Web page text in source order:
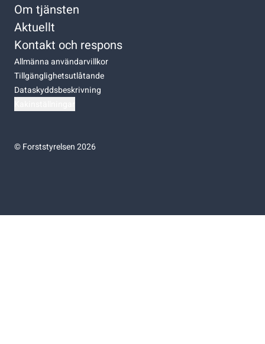
Om tjänsten
Aktuellt
Kontakt och respons
Allmänna användarvillkor
Tillgänglighetsutlåtande
Dataskyddsbeskrivning
©Forststyrelsen 2026